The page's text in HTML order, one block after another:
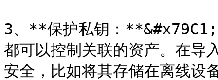
3、**保护私钥：**&#x79C1;
都可以控制关联的资产。在导
安全，比如将其存储在离线设